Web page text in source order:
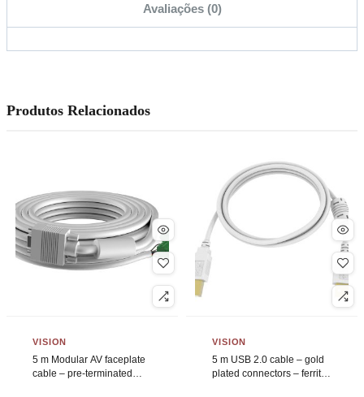
Avaliações (0)
Produtos Relacionados
VISION
5 m Modular AV faceplate
cable – pre-terminated
VISION
5 m USB 2.0 cable – gold
plated connectors – ferrite